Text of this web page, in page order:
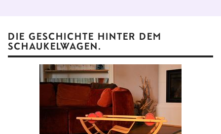
DIE GESCHICHTE HINTER DEM
SCHAUKELWAGEN.